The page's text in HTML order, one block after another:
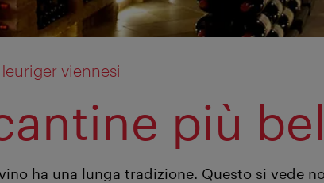
viennesi
più
ha una lunga tradizione. Questo si vede